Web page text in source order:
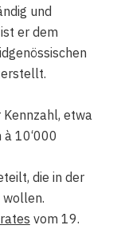
und
er dem
etwa
10‘000
die in der
wollen.
vom 19.